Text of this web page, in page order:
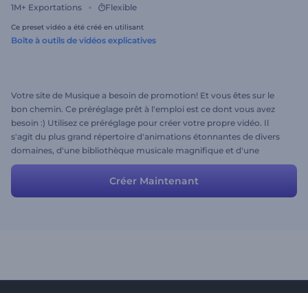
1M+ Exportations Flexible
Ce preset vidéo a été créé en utilisant
Boîte à outils de vidéos explicatives
Votre site de Musique a besoin de promotion! Et vous êtes sur le
bon chemin. Ce préréglage prêt à l'emploi est ce dont vous avez
besoin :) Utilisez ce préréglage pour créer votre propre vidéo. Il
s'agit du plus grand répertoire d'animations étonnantes de divers
domaines, d'une bibliothèque musicale magnifique et d'une
initiative de projet réussie d'une durée jusqu'à 30 minutes.
Créer Maintenant